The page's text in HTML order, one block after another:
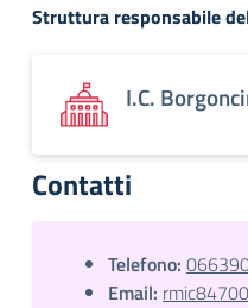
Struttura responsabile
I.C.
Contatti
Telefono:
Email: